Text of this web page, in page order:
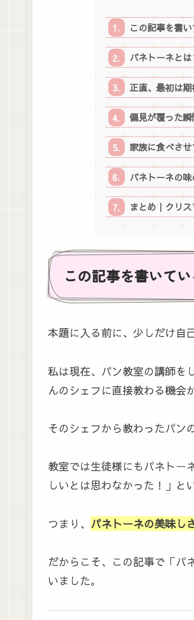
この記事を書
パネトーネと
正直、最初は期
偏見が覆った
家族に食べさせ
パネトーネの
まとめ｜クリ
この記事を書いて
本題に入る前に、少しだけ自
私は現在、パン教室の講師を
んのシェフに直接教わる機会
そのシェフから教わったパン
教室では生徒様にもパネトー
しいとは思わなかった！」と
つまり、 パネトーネの美味し
だからこそ、この記事で「パ
いました。